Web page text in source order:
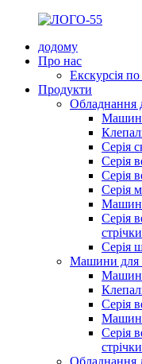
додому
Про нас
Екскурсія
Продукти
Обладнання
Серія
Серія
Серія
Серія
Серія
стрічки
Серія
Машини для
Серія
Серія
стрічки
Обладнання